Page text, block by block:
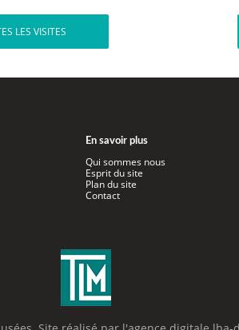
LES VISITES
En savoir plus
Qui sommes nous
Esprit du site
Plan du site
Contact